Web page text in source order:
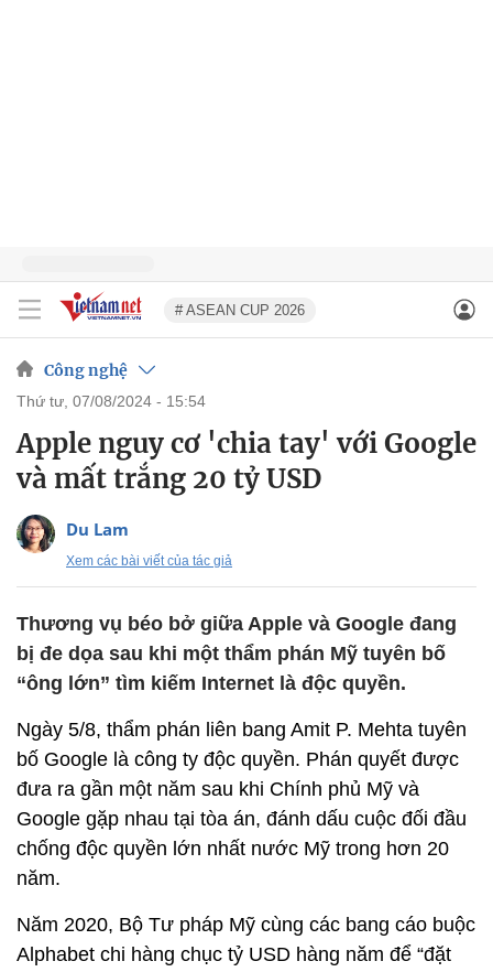
# ASEAN CUP 2026
Công nghệ
thứ tư, 07/08/2024 - 15:54
Apple nguy cơ 'chia tay' với Google
và mất trắng 20 tỷ USD
Du Lam
Xem các bài viết của tác giả
Thương vụ béo bở giữa Apple và Google đang
bị đe dọa sau khi một thẩm phán Mỹ tuyên bố
“ông lớn” tìm kiếm Internet là độc quyền.
Ngày 5/8, thẩm phán liên bang Amit P. Mehta tuyên
bố Google là công ty độc quyền. Phán quyết được
đưa ra gần một năm sau khi Chính phủ Mỹ và
Google gặp nhau tại tòa án, đánh dấu cuộc đối đầu
chống độc quyền lớn nhất nước Mỹ trong hơn 20
năm.
Năm 2020, Bộ Tư pháp Mỹ cùng các bang cáo buộc
Alphabet chi hàng chục tỷ USD hàng năm để “đặt